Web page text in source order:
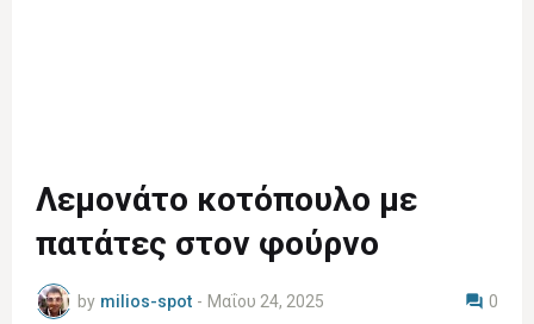
Λεμονάτο κοτόπουλο με
πατάτες στον φούρνο
by milios-spot - Μαΐου 24, 2025 0